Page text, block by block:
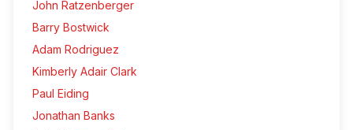
John Ratzenberger
Barry Bostwick
Adam Rodriguez
Kimberly Adair Clark
Paul Eiding
Jonathan Banks